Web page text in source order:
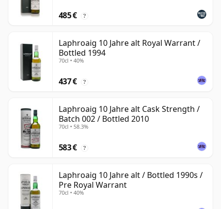
485 € ?
Laphroaig 10 Jahre alt Royal Warrant /
Bottled 1994
70cl • 40%
437 € ?
Laphroaig 10 Jahre alt Cask Strength /
Batch 002 / Bottled 2010
70cl • 58.3%
583 € ?
Laphroaig 10 Jahre alt / Bottled 1990s /
Pre Royal Warrant
70cl • 40%